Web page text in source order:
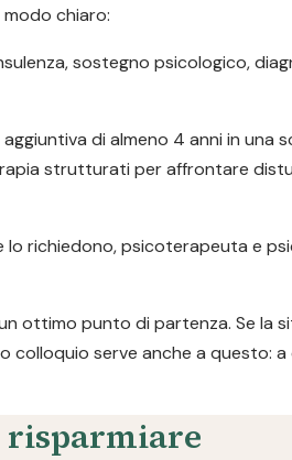
modo chiaro:
sostegno psicologico,
di almeno 4 anni in una
strutturati per affrontare
lo richiedono, psicoterapeuta e
ottimo punto di partenza. Se la
serve anche a questo: a
risparmiare